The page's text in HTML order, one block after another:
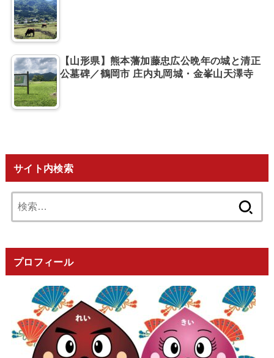
【山形県】熊本藩加藤忠広公晩年の城と清正
公墓碑／鶴岡市 庄内丸岡城・金峯山天澤寺
サイト内検索
索:
プロフィール